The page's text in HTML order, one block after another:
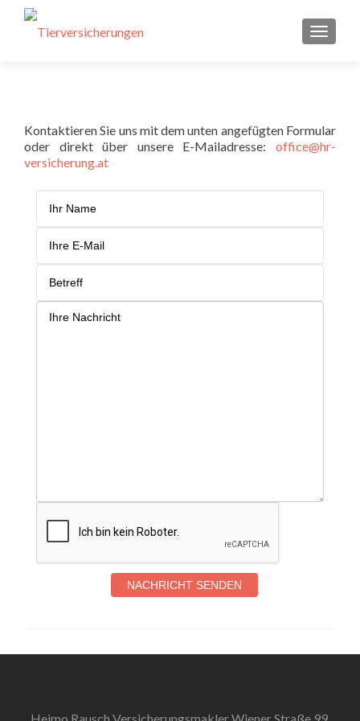
Kontaktieren Sie uns mit dem unten angefügten Formular
oder direkt über unsere E-Mailadresse: office@hr-
versicherung.at
NACHRICHT SENDEN